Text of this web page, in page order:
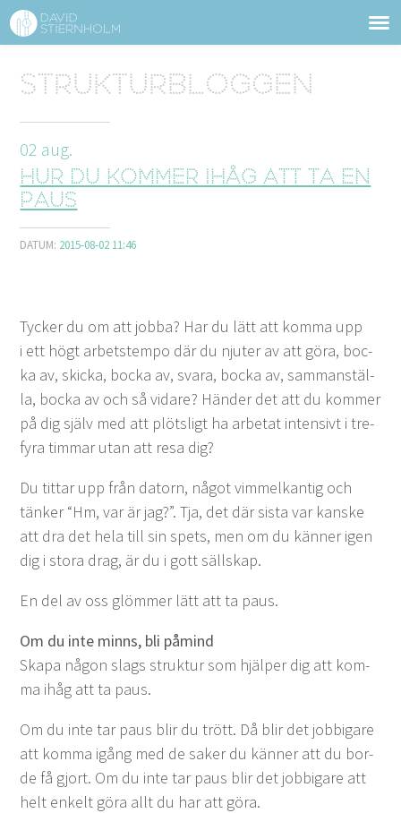
Sidhuvud
Navigering
FÖRELÄSNINGAR
BLOGG SHOP KUNDER PRESS SÖK
Strukturbloggen
02 aug.
Hur du kommer ihåg att ta en
paus
DATUM: 2015-08-02 11:46
Tyck­er du om att job­ba? Har du lätt att kom­ma upp
i ett högt arbet­stem­po där du njuter av att göra, boc­
ka av, skic­ka, boc­ka av, svara, boc­ka av, sam­manstäl­
la, boc­ka av och så vidare? Hän­der det att du kom­mer
på dig själv med att plöt­sligt ha arbe­tat inten­sivt i tre-
fyra tim­mar utan att resa dig?
Du tit­tar upp från datorn, något vim­melka­ntig och
tänker“Hm, var är jag?”. Tja, det där sista var kanske
att dra det hela till sin spets, men om du kän­ner igen
dig i sto­ra drag, är du i gott sällskap.
En del av oss glöm­mer lätt att ta paus.
Om du inte minns, bli påmind
Ska­pa någon slags struk­tur som hjälper dig att kom­
ma ihåg att ta paus.
Om du inte tar paus blir du trött. Då blir det job­bi­gare
att kom­ma igång med de sak­er du kän­ner att du bor­
de få gjort. Om du inte tar paus blir det job­bi­gare att
helt enkelt göra allt du har att göra.